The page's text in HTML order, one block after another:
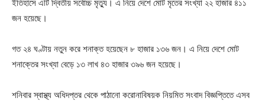
ইতিহাসে এটি দ্বিতীয় সর্বোচ্চ মৃত্যু। এ নিয়ে দেশে মোট মৃতের সংখ্যা ২২ হাজার ৪১১
জন হয়েছে।
গত ২৪ ঘণ্টায় নতুন করে শনাক্ত হয়েছেন ৮ হাজার ১৩৬ জন। এ নিয়ে দেশে মোট
শনাক্তের সংখ্যা বেড়ে ১৩ লাখ ৪৩ হাজার ৩৯৬ জন হয়েছে।
শনিবার স্বাস্থ্য অধিদপ্তর থেকে পাঠানো করোনাবিষয়ক নিয়মিত সংবাদ বিজ্ঞপ্তিতে এসব